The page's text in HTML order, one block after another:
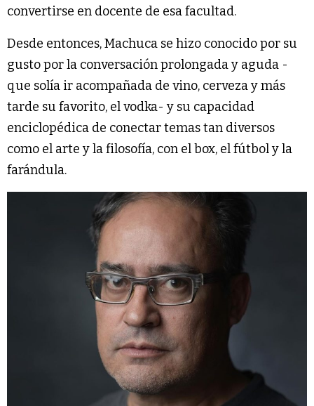
convertirse en docente de esa facultad.
Desde entonces, Machuca se hizo conocido por su
gusto por la conversación prolongada y aguda -
que solía ir acompañada de vino, cerveza y más
tarde su favorito, el vodka- y su capacidad
enciclopédica de conectar temas tan diversos
como el arte y la filosofía, con el box, el fútbol y la
farándula.